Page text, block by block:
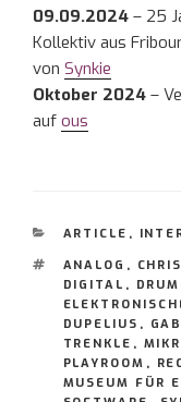
09.09.2024 – 25
Kollektiv aus
von Synkie
Oktober 2024 –
auf ous
KATEGORIEN
ARTICLE ,
ANALOG ,
DIGITAL ,
DUPELIUS ,
TRENKLE ,
PLAYROOM ,
MUSEUM FÜR